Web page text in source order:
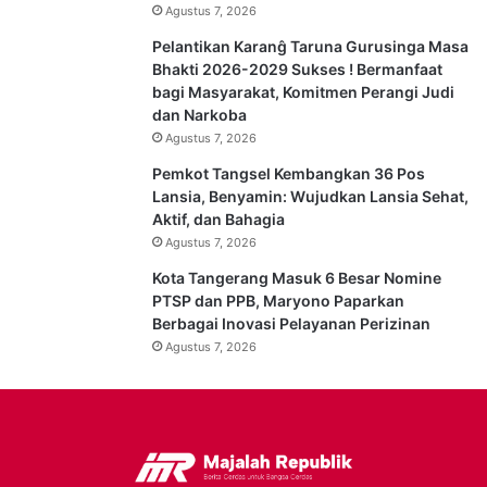
Agustus 7, 2026
Pelantikan Karanĝ Taruna Gurusinga Masa
Bhakti 2026-2029 Sukses ! Bermanfaat
bagi Masyarakat, Komitmen Perangi Judi
dan Narkoba
Agustus 7, 2026
Pemkot Tangsel Kembangkan 36 Pos
Lansia, Benyamin: Wujudkan Lansia Sehat,
Aktif, dan Bahagia
Agustus 7, 2026
Kota Tangerang Masuk 6 Besar Nomine
PTSP dan PPB, Maryono Paparkan
Berbagai Inovasi Pelayanan Perizinan
Agustus 7, 2026